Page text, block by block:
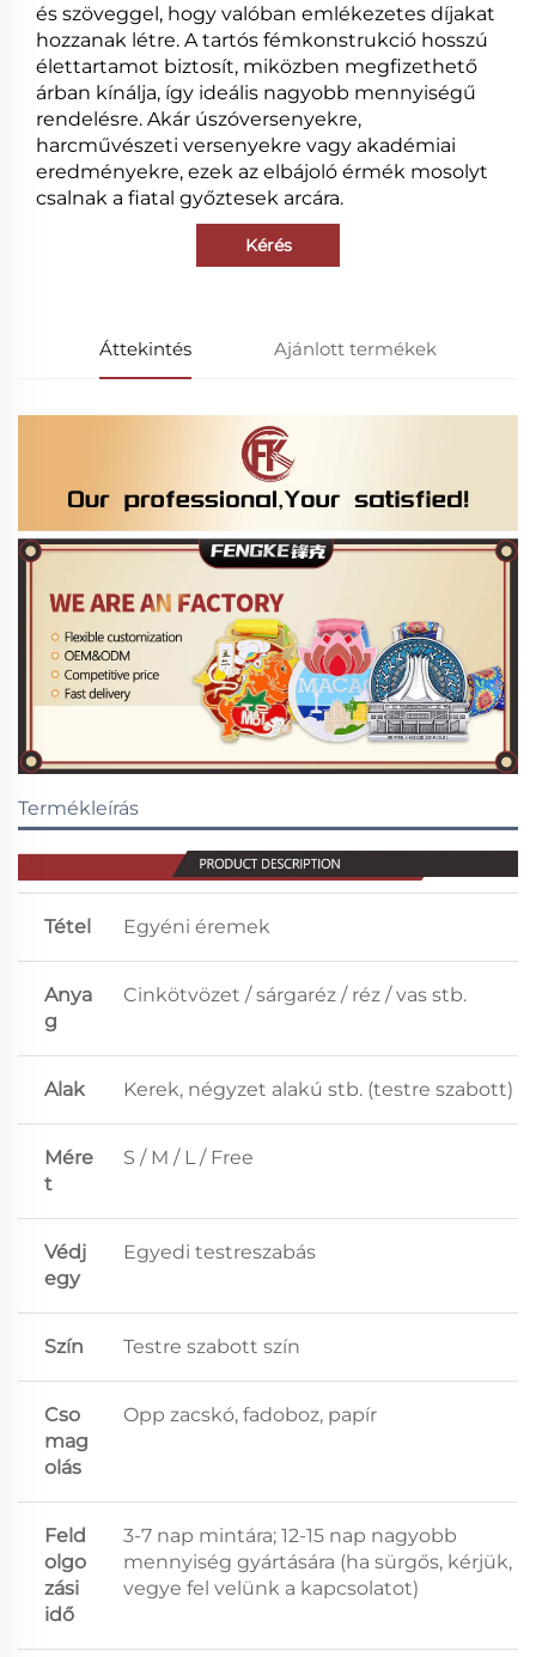
és szöveggel, hogy valóban emlékezetes díjakat
hozzanak létre. A tartós fémkonstrukció hosszú
élettartamot biztosít, miközben megfizethető
árban kínálja, így ideális nagyobb mennyiségű
rendelésre. Akár úszóversenyekre,
harcművészeti versenyekre vagy akadémiai
eredményekre, ezek az elbájoló érmék mosolyt
csalnak a fiatal győztesek arcára.
Kérés
Áttekintés Ajánlott termékek
Termékleírás
Tétel Egyéni éremek
Anya
g
Cinkötvözet / sárgaréz / réz / vas stb.
Alak Kerek, négyzet alakú stb. (testre szabott)
Mére
t
S / M / L / Free
Védj
egy
Egyedi testreszabás
Szín Testre szabott szín
Cso
mag
olás
Opp zacskó, fadoboz, papír
Feld
olgo
zási
idő
3-7 nap mintára; 12-15 nap nagyobb
mennyiség gyártására (ha sürgős, kérjük,
vegye fel velünk a kapcsolatot)